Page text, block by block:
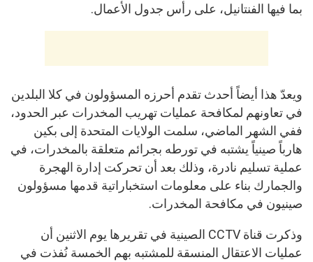
بما فيها الفنتانيل، على رأس جدول الأعمال.
ويعدّ هذا أيضاً أحدث تقدم أحرزه المسؤولون في كلا البلدين
في تعاونهم لمكافحة عمليات تهريب المخدرات عبر الحدود،
ففي الشهر الماضي، سلمت الولايات المتحدة إلى بكين
هارباً صينياً يشتبه في تورطه بجرائم متعلقة بالمخدرات، في
عملية تسليم نادرة، وذلك بعد أن تحركت إدارة الهجرة
والجمارك بناء على معلومات استخباراتية قدمها مسؤولون
صينيون في مكافحة المخدرات.
وذكرت قناة CCTV الصينية في تقريرها يوم الاثنين أن
عمليات الاعتقال المنسقة للمشتبه بهم الخمسة نُفذت في